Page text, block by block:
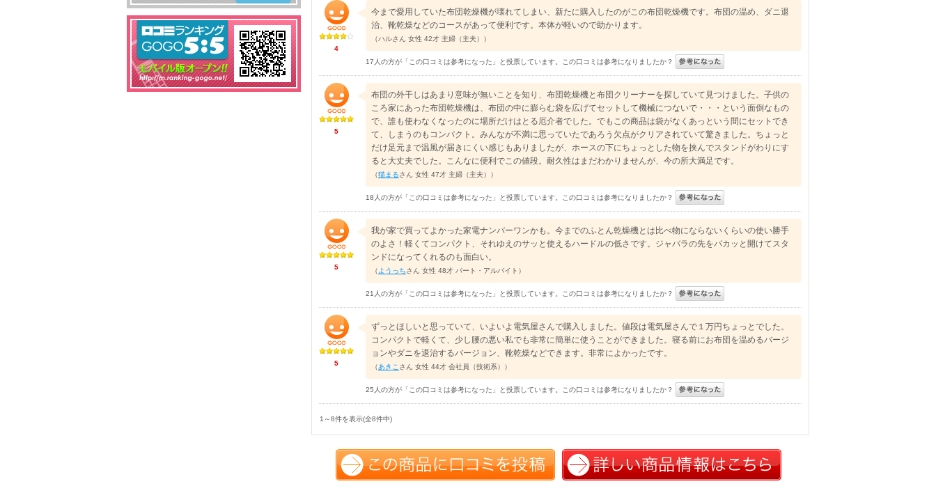
4
今まで愛用していた布団乾燥機が壊れてしまい、新たに購入したのがこの布団乾燥機です。布団の温め、ダニ退
治、靴乾燥などのコースがあって便利です。本体が軽いので助かります。
（ハルさん 女性 42才 主婦（主夫））
17人の方が「この口コミは参考になった」と投票しています。この口コミは参考になりましたか？
5
布団の外干しはあまり意味が無いことを知り、布団乾燥機と布団クリーナーを探していて見つけました。子供の
ころ家にあった布団乾燥機は、布団の中に膨らむ袋を広げてセットして機械につないで・・・という面倒なもの
で、誰も使わなくなったのに場所だけはとる厄介者でした。でもこの商品は袋がなくあっという間にセットでき
て、しまうのもコンパクト。みんなが不満に思っていたであろう欠点がクリアされていて驚きました。ちょっと
だけ足元まで温風が届きにくい感じもありましたが、ホースの下にちょっとした物を挟んでスタンドがわりにす
ると大丈夫でした。こんなに便利でこの値段。耐久性はまだわかりませんが、今の所大満足です。
（猫まるさん 女性 47才 主婦（主夫））
18人の方が「この口コミは参考になった」と投票しています。この口コミは参考になりましたか？
5
我が家で買ってよかった家電ナンバーワンかも。今までのふとん乾燥機とは比べ物にならないくらいの使い勝手
のよさ！軽くてコンパクト、それゆえのサッと使えるハードルの低さです。ジャバラの先をパカッと開けてスタ
ンドになってくれるのも面白い。
（ ようっちさん 女性 48才 パート・アルバイト）
21人の方が「この口コミは参考になった」と投票しています。この口コミは参考になりましたか？
5
ずっとほしいと思っていて、いよいよ電気屋さんで購入しました。値段は電気屋さんで１万円ちょっとでした。
コンパクトで軽くて、少し腰の悪い私でも非常に簡単に使うことができました。寝る前にお布団を温めるバージ
ョンやダニを退治するバージョン、靴乾燥などできます。非常によかったです。
（あきこ さん 女性 44才 会社員（技術系））
25人の方が「この口コミは参考になった」と投票しています。この口コミは参考になりましたか？
1～8件を表示(全8件中)